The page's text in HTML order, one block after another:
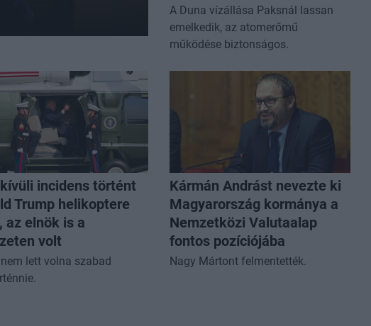
A Duna vízállása Paksnál lassan
emelkedik, az atomerőmű
működése biztonságos.
incidens történt
Trump helikoptere
az elnök is a
volt
lett volna szabad
Kármán Andrást nevezte ki
Magyarország kormánya a
Nemzetközi Valutaalap
fontos pozíciójába
Nagy Mártont felmentették.